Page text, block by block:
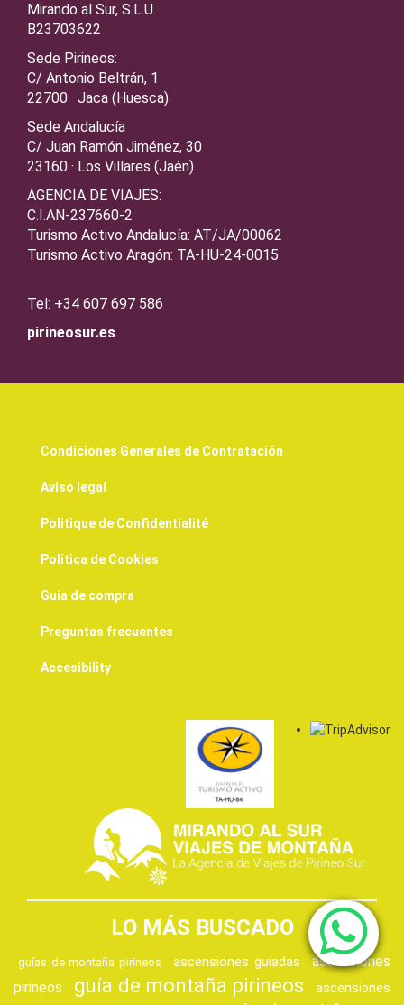
Mirando al Sur, S.L.U.
B23703622
Sede Pirineos:
C/ Antonio Beltrán, 1
22700 · Jaca (Huesca)
Sede Andalucía
C/ Juan Ramón Jiménez, 30
23160 · Los Villares (Jaén)
AGENCIA DE VIAJES:
C.I.AN-237660-2
Turismo Activo Andalucía: AT/JA/00062
Turismo Activo Aragón: TA-HU-24-0015
Tel: +34 607 697 586
pirineosur.es
Condiciones Generales de Contratación
Aviso legal
Politique de Confidentialité
Politica de Cookies
Guía de compra
Preguntas frecuentes
Accesibility
LO MÁS BUSCADO
guías de montaña pirineos ascensiones guiadas
ascensiones
pirineos
guía de montaña pirineos
ascensiones